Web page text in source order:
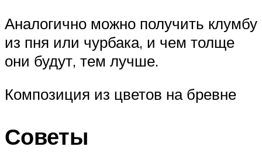
Аналогично можно получить клумбу
из пня или чурбака, и чем толще
они будут, тем лучше.
Композиция из цветов на бревне
Советы